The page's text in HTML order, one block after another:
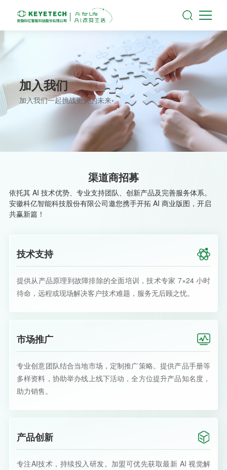
加入我们
加入我们一起挑战更大的未来
渠道商招募
依托其 AI 技术优势、专业支持团队、创新产品及完善服务体系。
安徽科亿智能科技股份有限公司邀您携手开拓 AI 商业版图，开启
共赢新篇！
技术支持
提供从产品原理到故障排除的全面培训，技术专家 7×24 小时
待命，远程或现场解决客户技术难题，服务无后顾之忧。
市场推广
专业创意团队结合当地市场，定制推广策略。提供产品手册等
多样资料，协助举办线上线下活动，全方位提升产品知名度，
助力销售。
产品创新
专注AI技术，持续投入研发。加盟可优先获取最新 AI 视觉解